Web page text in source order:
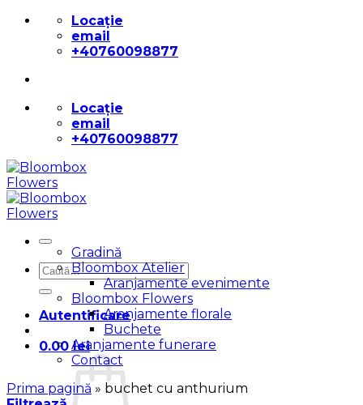
Skip
content
Locație
email
+40760098877
Locație
email
+40760098877
Caută
după:
Autentificare
0.00lei
Gradină
Bloombox Atelier
Aranjamente evenimente
Bloombox Flowers
Aranjamente florale
Buchete
Aranjamente funerare
Contact
Prima pagină » buchet cu anthurium